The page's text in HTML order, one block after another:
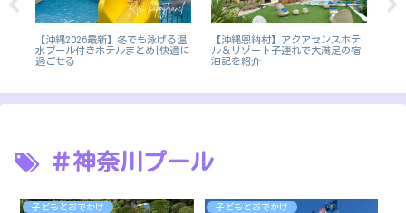
【沖縄2026最新】冬でも泳げる温
水プール付きホテルまとめ|快適に
過ごせる
【沖縄恩納村】アクアセンスホテ
ル＆リゾート子連れで大満足の宿
泊記を紹介
＃神奈川プール
子どもとおでかけ 子どもとおでかけ